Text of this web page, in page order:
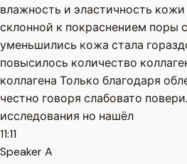
влажность и эластичность
склонной к покраснением поры
уменьшились кожа стала
повысилось количество
коллагена Только благодаря
честно говоря слабовато
исследования но нашёл
11:11
Speaker A